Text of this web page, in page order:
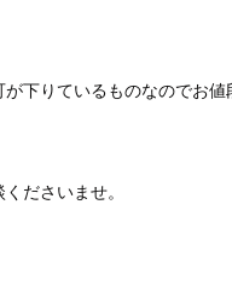
下りているものなのでお
ださいませ。